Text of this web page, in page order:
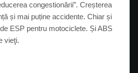
congestionării”. Creșterea
și mai puține accidente. Chiar și
ESP pentru motociclete. Și ABS
vieţi.